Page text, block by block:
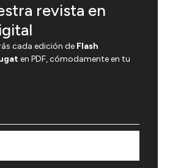
revista en
cada edición de Flash
en PDF, cómodamente en tu